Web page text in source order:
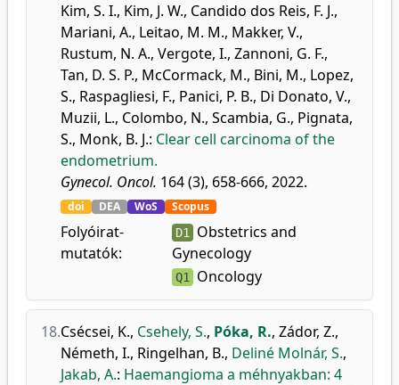
Kim, S. I., Kim, J. W., Candido dos Reis, F. J.,
Mariani, A., Leitao, M. M., Makker, V.,
Rustum, N. A., Vergote, I., Zannoni, G. F.,
Tan, D. S. P., McCormack, M., Bini, M., Lopez,
S., Raspagliesi, F., Panici, P. B., Di Donato, V.,
Muzii, L., Colombo, N., Scambia, G., Pignata,
S., Monk, B. J.: Clear cell carcinoma of the
endometrium.
Gynecol. Oncol. 164 (3), 658-666, 2022.
doi DEA WoS Scopus
Folyóirat-
mutatók:
D1
Obstetrics and
Gynecology
Q1 Oncology
18.Csécsei, K., Csehely, S., Póka, R., Zádor, Z.,
Németh, I., Ringelhan, B., Deliné Molnár, S.,
Jakab, A.: Haemangioma a méhnyakban: 4